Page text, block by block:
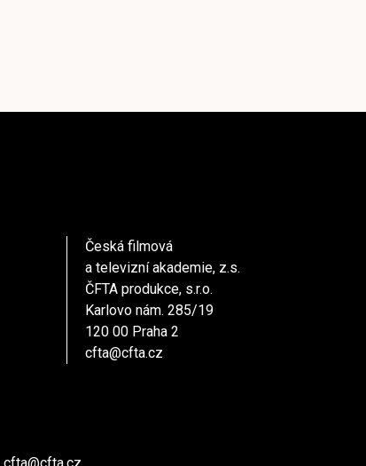
Česká filmová
a televizní akademie, z.s.
ČFTA produkce, s.r.o.
Karlovo nám. 285/19
120 00 Praha 2
cfta@cfta.cz